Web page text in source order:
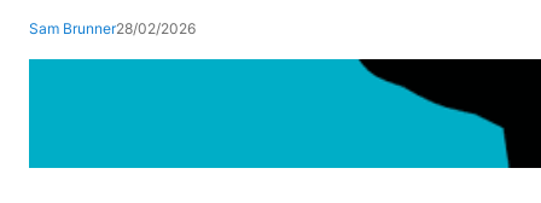
Sam Brunner28/02/2026